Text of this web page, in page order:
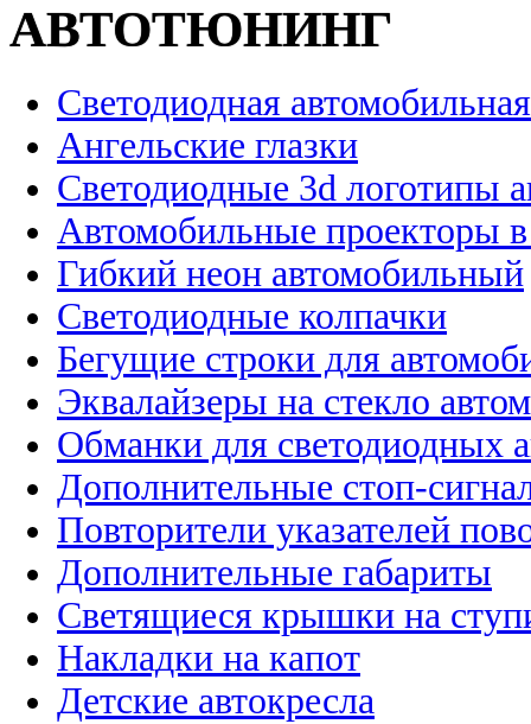
АВТОТЮНИНГ
Светодиодная
Ангельские глазки
Светодиодные 3d логотипы
Автомобильные проекторы
Гибкий неон автомобильный
Светодиодные колпачки
Бегущие строки для
Эквалайзеры на стекло
Обманки для светодиодных
Дополнительные стоп-
Повторители указателей
Дополнительные габариты
Светящиеся крышки на
Накладки на капот
Детские автокресла